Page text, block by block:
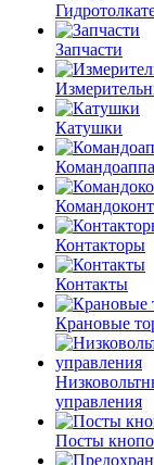
Запчасти
Катушки
Контакторы
Контакты
Крановые
управления
Посты